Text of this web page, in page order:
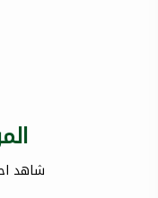
شاهد